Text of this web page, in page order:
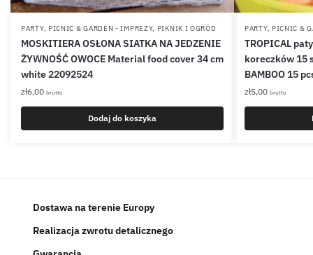
PARTY, PICNIC & GARDEN - IMPREZY, PIKNIK I OGRÓD
MOSKITIERA OSŁONA SIATKA NA JEDZENIE
ŻYWNOŚĆ OWOCE Material food cover 34 cm
white 22092524
zł6,00 brutto
Dodaj do koszyka
PARTY, PICNIC &
TROPICAL
koreczków 15
BAMBOO 15
zł5,00 brutto
Dostawa na terenie Europy
Realizacja zwrotu detalicznego